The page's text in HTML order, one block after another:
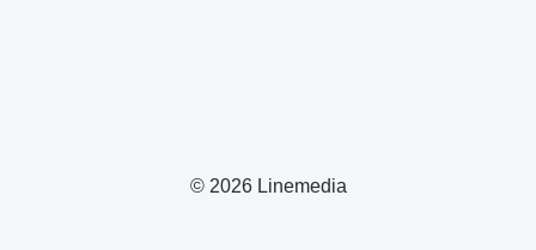
© 2026 Linemedia